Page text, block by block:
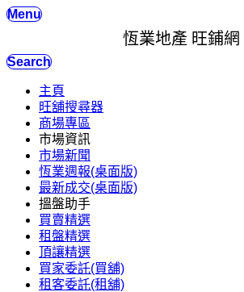
Menu
恆業地產 旺鋪網
Search
主頁
旺舖搜尋器
商場專區
市場資訊
市場新聞
恆業週報(桌面版)
最新成交(桌面版)
搵盤助手
買賣精選
租盤精選
頂讓精選
買家委託(買舖)
租客委託(租舖)